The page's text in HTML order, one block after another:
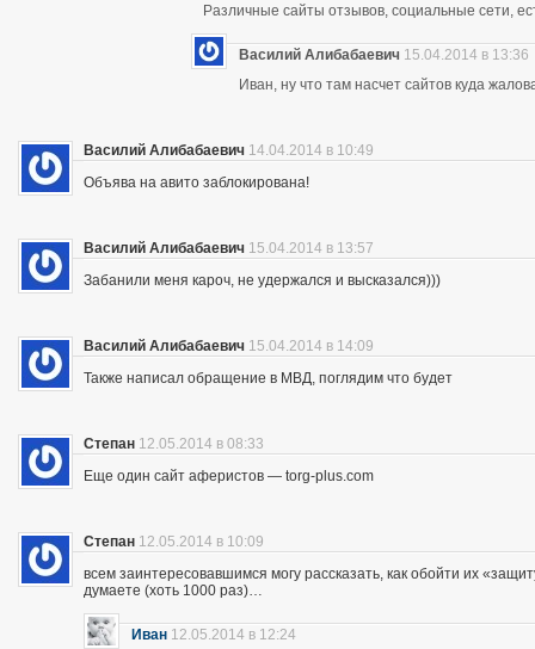
Различные сайты отзывов, социальные сети,
Василий Алибабаевич 15.04.2014 в 13:36
Иван, ну что там насчет сайтов куда
Василий Алибабаевич 14.04.2014 в 10:49
Объява на авито заблокирована!
Василий Алибабаевич 15.04.2014 в 13:57
Забанили меня кароч, не удержался и высказался)))
Василий Алибабаевич 15.04.2014 в 14:09
Также написал обращение в МВД, поглядим что будет
Степан 12.05.2014 в 08:33
Еще один сайт аферистов — torg-plus.com
Степан 12.05.2014 в 10:09
всем заинтересовавшимся могу рассказать, как обойти их
думаете (хоть 1000 раз)…
Иван 12.05.2014 в 12:24